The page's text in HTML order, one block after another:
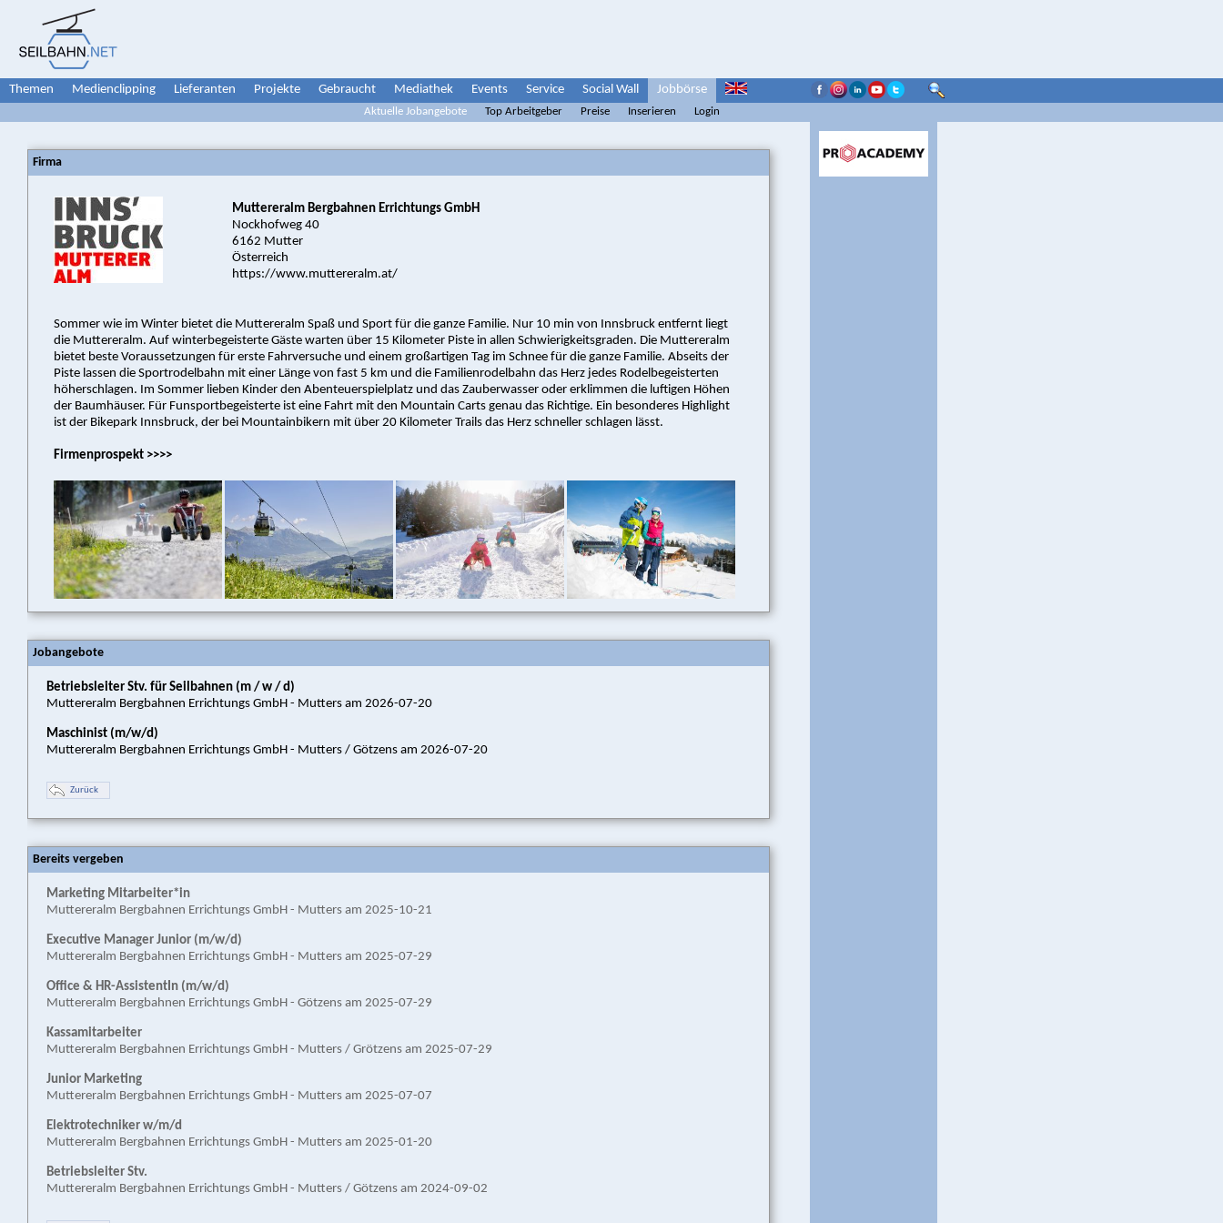
Themen Medienclipping Lieferanten Projekte Gebraucht Mediathek Events Service Social Wall Jobbörse
Aktuelle Jobangebote Top Arbeitgeber Preise Inserieren Login
Firma
Muttereralm Bergbahnen Errichtungs GmbH
Nockhofweg 40
6162 Mutter
Österreich
https://www.muttereralm.at/
Sommer wie im Winter bietet die Muttereralm Spaß und Sport für die ganze Familie. Nur 10 min von Innsbruck entfernt liegt
die Muttereralm. Auf winterbegeisterte Gäste warten über 15 Kilometer Piste in allen Schwierigkeitsgraden. Die Muttereralm
bietet beste Voraussetzungen für erste Fahrversuche und einem großartigen Tag im Schnee für die ganze Familie. Abseits der
Piste lassen die Sportrodelbahn mit einer Länge von fast 5 km und die Familienrodelbahn das Herz jedes Rodelbegeisterten
höherschlagen. Im Sommer lieben Kinder den Abenteuerspielplatz und das Zauberwasser oder erklimmen die luftigen Höhen
der Baumhäuser. Für Funsportbegeisterte ist eine Fahrt mit den Mountain Carts genau das Richtige. Ein besonderes Highlight
ist der Bikepark Innsbruck, der bei Mountainbikern mit über 20 Kilometer Trails das Herz schneller schlagen lässt.
Firmenprospekt >>>>
Jobangebote
Betriebsleiter Stv. für Seilbahnen (m / w / d)
Muttereralm Bergbahnen Errichtungs GmbH - Mutters am 2026-07-20
Maschinist (m/w/d)
Muttereralm Bergbahnen Errichtungs GmbH - Mutters / Götzens am 2026-07-20
Zurück
Bereits vergeben
Marketing Mitarbeiter*in
Muttereralm Bergbahnen Errichtungs GmbH - Mutters am 2025-10-21
Executive Manager Junior (m/w/d)
Muttereralm Bergbahnen Errichtungs GmbH - Mutters am 2025-07-29
Office & HR-AssistentIn (m/w/d)
Muttereralm Bergbahnen Errichtungs GmbH - Götzens am 2025-07-29
Kassamitarbeiter
Muttereralm Bergbahnen Errichtungs GmbH - Mutters / Grötzens am 2025-07-29
Junior Marketing
Muttereralm Bergbahnen Errichtungs GmbH - Mutters am 2025-07-07
Elektrotechniker w/m/d
Muttereralm Bergbahnen Errichtungs GmbH - Mutters am 2025-01-20
Betriebsleiter Stv.
Muttereralm Bergbahnen Errichtungs GmbH - Mutters / Götzens am 2024-09-02